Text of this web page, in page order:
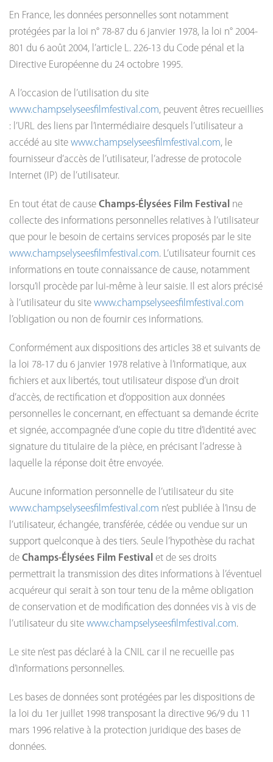
En France, les données personnelles sont notamment
protégées par la loi n° 78-87 du 6 janvier 1978, la loi n° 2004-
801 du 6 août 2004, l’article L. 226-13 du Code pénal et la
Directive Européenne du 24 octobre 1995.
A l’occasion de l’utilisation du site
www.champselyseesfilmfestival.com, peuvent êtres recueillies
: l’URL des liens par l’intermédiaire desquels l’utilisateur a
accédé au site www.champselyseesfilmfestival.com, le
fournisseur d’accès de l’utilisateur, l’adresse de protocole
Internet (IP) de l’utilisateur.
En tout état de cause Champs-Élysées Film Festival ne
collecte des informations personnelles relatives à l’utilisateur
que pour le besoin de certains services proposés par le site
www.champselyseesfilmfestival.com. L’utilisateur fournit ces
informations en toute connaissance de cause, notamment
lorsqu’il procède par lui-même à leur saisie. Il est alors précisé
à l’utilisateur du site www.champselyseesfilmfestival.com
l’obligation ou non de fournir ces informations.
Conformément aux dispositions des articles 38 et suivants de
la loi 78-17 du 6 janvier 1978 relative à l’informatique, aux
fichiers et aux libertés, tout utilisateur dispose d’un droit
d’accès, de rectification et d’opposition aux données
personnelles le concernant, en effectuant sa demande écrite
et signée, accompagnée d’une copie du titre d’identité avec
signature du titulaire de la pièce, en précisant l’adresse à
laquelle la réponse doit être envoyée.
Aucune information personnelle de l’utilisateur du site
www.champselyseesfilmfestival.com n’est publiée à l’insu de
l’utilisateur, échangée, transférée, cédée ou vendue sur un
support quelconque à des tiers. Seule l’hypothèse du rachat
de Champs-Élysées Film Festival et de ses droits
permettrait la transmission des dites informations à l’éventuel
acquéreur qui serait à son tour tenu de la même obligation
de conservation et de modification des données vis à vis de
l’utilisateur du site www.champselyseesfilmfestival.com.
Le site n’est pas déclaré à la CNIL car il ne recueille pas
d’informations personnelles.
Les bases de données sont protégées par les dispositions de
la loi du 1er juillet 1998 transposant la directive 96/9 du 11
mars 1996 relative à la protection juridique des bases de
données.